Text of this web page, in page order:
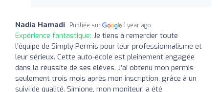
Nadia Hamadi Publiée sur 1 year ago
Expérience fantastique: Je tiens à remercier toute
l’équipe de Simply Permis pour leur professionnalisme et
leur sérieux. Cette auto-école est pleinement engagée
dans la réussite de ses élèves. J’ai obtenu mon permis
seulement trois mois après mon inscription, grâce à un
suivi de qualité. Simione, mon moniteur, a été